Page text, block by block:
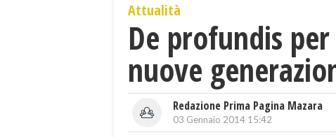
Attualità
De profundis
nuove
Redazione Prima Pagina Mazara
03 Gennaio 2014 15:42